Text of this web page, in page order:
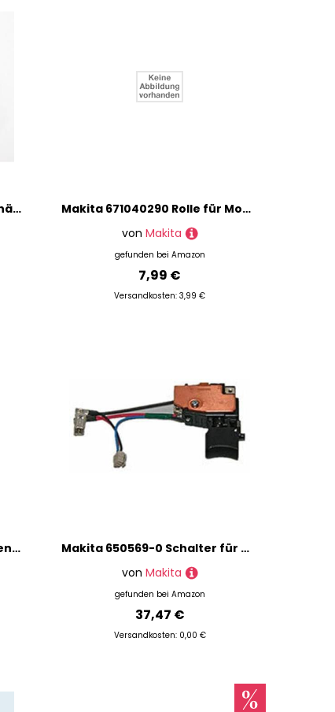
Makita 450619-9 Getriebegehäuse für Modell HP1631
Makita 671040290 Rolle für Modell ELM3800
von Makita
gefunden bei Amazon
7,99 €
Versandkosten: 3,99 €
Makita 763258-9 Spannzangenmutter für DCO180 Ausschneidewerkzeug
Makita 650569-0 Schalter für Modell BDF440 Dreh und Schlagbohrmaschine
von Makita
gefunden bei Amazon
37,47 €
Versandkosten: 0,00 €